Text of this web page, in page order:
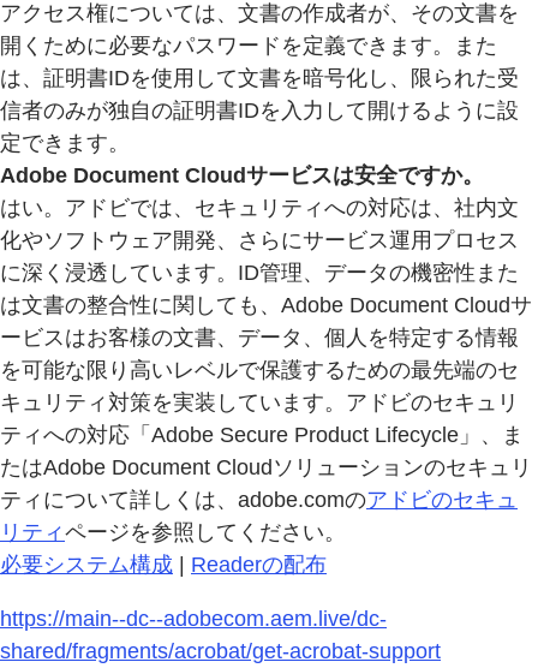
アクセス権については、文書の作成者が、その文書を
開くために必要なパスワードを定義できます。また
は、証明書IDを使用して文書を暗号化し、限られた受
信者のみが独自の証明書IDを入力して開けるように設
定できます。
Adobe Document Cloudサービスは安全ですか。
はい。アドビでは、セキュリティへの対応は、社内文
化やソフトウェア開発、さらにサービス運用プロセス
に深く浸透しています。ID管理、データの機密性また
は文書の整合性に関しても、Adobe Document Cloudサ
ービスはお客様の文書、データ、個人を特定する情報
を可能な限り高いレベルで保護するための最先端のセ
キュリティ対策を実装しています。アドビのセキュリ
ティへの対応「Adobe Secure Product Lifecycle」、ま
たはAdobe Document Cloudソリューションのセキュリ
ティについて詳しくは、adobe.comのアドビのセキュ
リティページを参照してください。
必要システム構成
Readerの配布
https://main--dc--adobecom.aem.live/dc-
shared/fragments/acrobat/get-acrobat-support